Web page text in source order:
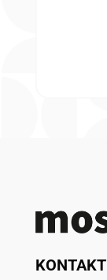
KONTAKT